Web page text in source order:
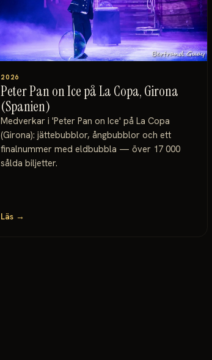
2026
Peter Pan on Ice på La Copa, Girona
(Spanien)
Medverkar i 'Peter Pan on Ice' på La Copa
(Girona): jättebubblor, ångbubblor och ett
finalnummer med eldbubbla — över 17 000
sålda biljetter.
Läs →